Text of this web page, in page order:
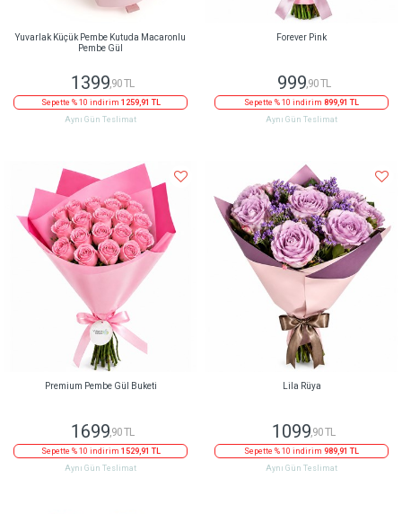
Yuvarlak Küçük Pembe Kutuda Macaronlu
Pembe Gül
1399 ,90 TL
Sepette % 10 indirim 1259,91 TL
Aynı Gün Teslimat
Forever Pink
999,90 TL
Sepette % 10 indirim 899,91 TL
Aynı Gün Teslimat
Premium Pembe Gül Buketi
1699,90 TL
Sepette % 10 indirim 1529,91 TL
Aynı Gün Teslimat
Lila Rüya
1099,90 TL
Sepette % 10 indirim 989,91 TL
Aynı Gün Teslimat